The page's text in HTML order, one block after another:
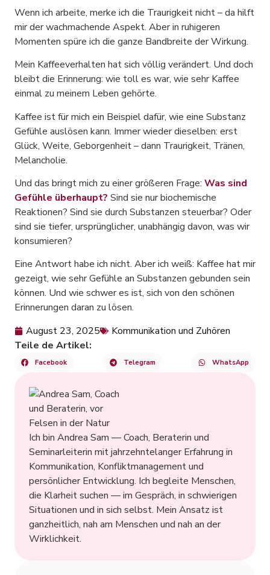
Wenn ich arbeite, merke ich die Traurigkeit nicht – da hilft
mir der wachmachende Aspekt. Aber in ruhigeren
Momenten spüre ich die ganze Bandbreite der Wirkung.
Mein Kaffeeverhalten hat sich völlig verändert. Und doch
bleibt die Erinnerung: wie toll es war, wie sehr Kaffee
einmal zu meinem Leben gehörte.
Kaffee ist für mich ein Beispiel dafür, wie eine Substanz
Gefühle auslösen kann. Immer wieder dieselben: erst
Glück, Weite, Geborgenheit – dann Traurigkeit, Tränen,
Melancholie.
Und das bringt mich zu einer größeren Frage: Was sind
Gefühle überhaupt? Sind sie nur biochemische
Reaktionen? Sind sie durch Substanzen steuerbar? Oder
sind sie tiefer, ursprünglicher, unabhängig davon, was wir
konsumieren?
Eine Antwort habe ich nicht. Aber ich weiß: Kaffee hat mir
gezeigt, wie sehr Gefühle an Substanzen gebunden sein
können. Und wie schwer es ist, sich von den schönen
Erinnerungen daran zu lösen.
August 23, 2025
Kommunikation und Zuhören
Teile de Artikel:
Facebook Telegram WhatsApp
Ich bin Andrea Sam — Coach, Beraterin und
Seminarleiterin mit jahrzehntelanger Erfahrung in
Kommunikation, Konfliktmanagement und
persönlicher Entwicklung. Ich begleite Menschen,
die Klarheit suchen — im Gespräch, in schwierigen
Situationen und in sich selbst. Mein Ansatz ist
ganzheitlich, nah am Menschen und nah an der
Wirklichkeit.